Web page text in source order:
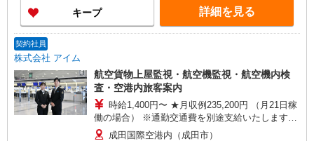
キープ 詳細を見る
契約社員
株式会社 アイム
航空貨物上屋監視・航空機監視・航空機内検
査・空港内旅客案内
時給1,400円〜 ★月収例235,200円 （月21日稼
働の場合） ※通勤交通費を別途支給いたします。
※残業手当を別途支給いたします。
成田国際空港内（成田市）